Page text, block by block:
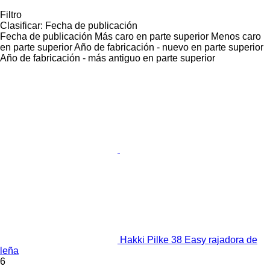
Filtro
Clasificar: Fecha de publicación
Fecha de publicación Más caro en parte superior Menos caro
en parte superiorAño de fabricación - nuevo en parte superior
Año de fabricación - más antiguo en parte superior
Hakki Pilke 38 Easy rajadora de
leña
6